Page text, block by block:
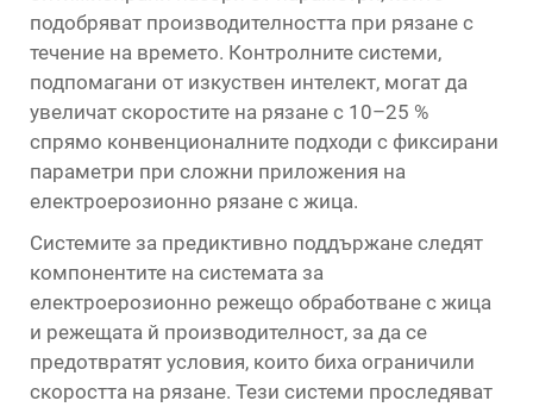
подобряват производителността при рязане с
течение на времето. Контролните системи,
подпомагани от изкуствен интелект, могат да
увеличат скоростите на рязане с 10–25 %
спрямо конвенционалните подходи с фиксирани
параметри при сложни приложения на
електроерозионно рязане с жица.
Системите за предиктивно поддържане следят
компонентите на системата за
електроерозионно режещо обработване с жица
и режещата й производителност, за да се
предотвратят условия, които биха ограничили
скоростта на рязане. Тези системи проследяват